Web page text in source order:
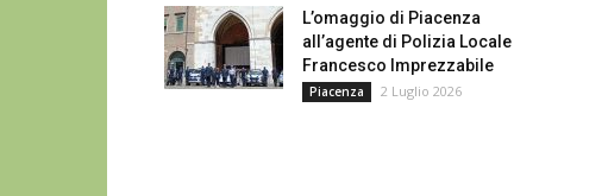
L’omaggio di Piacenza
all’agente di Polizia Locale
Francesco Imprezzabile
Piacenza 2 Luglio 2026